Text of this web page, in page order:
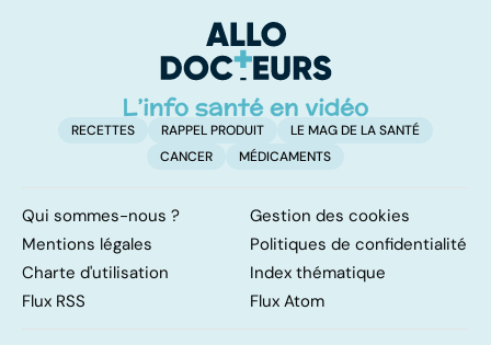
d'angine ?
RECETTES RAPPEL PRODUIT
LE MAG DE LA SANTÉ
CANCER
MÉDICAMENTS
Qui sommes-nous ?
Gestion des cookies
Mentions légales
Politiques de confidentialité
Charte d'utilisation
Index thématique
Flux RSS
Flux Atom